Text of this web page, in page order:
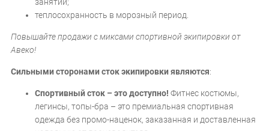
занятий;
теплосохранность в морозный период.
Повышайте продажи с миксами спортивной экипировки от
Авеко!
Сильными сторонами сток экипировки являются:
Спортивный сток – это доступно! Фитнес костюмы,
легинсы, топы-бра – это премиальная спортивная
одежда без промо-наценок, заказанная и доставленная